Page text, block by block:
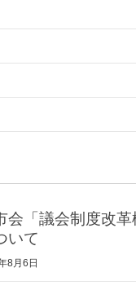
会「議会制度改
いて
8月6日